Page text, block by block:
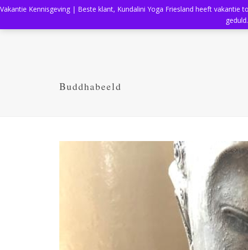
Buddhabeeld
Vakantie Kennisgeving | Beste klant, Kundalini Yoga Friesland heeft